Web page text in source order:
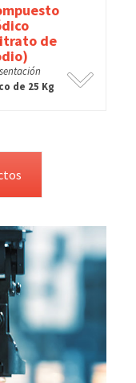
de
de 25 Kg